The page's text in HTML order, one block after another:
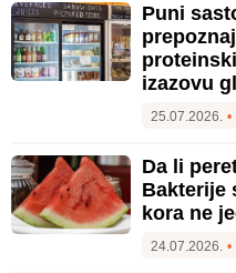
Puni
izazovu
25.07.2026. •
Da li
Bakterije
kora ne
24.07.2026. •